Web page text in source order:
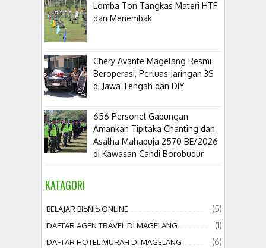
Lomba Ton Tangkas Materi HTF
dan Menembak
​Chery Avante Magelang Resmi
Beroperasi, Perluas Jaringan 3S
di Jawa Tengah dan DIY
656 Personel Gabungan
Amankan Tipitaka Chanting dan
Asalha Mahapuja 2570 BE/2026
di Kawasan Candi Borobudur
KATAGORI
BELAJAR BISNIS ONLINE (5)
DAFTAR AGEN TRAVEL DI MAGELANG (1)
DAFTAR HOTEL MURAH DI MAGELANG (6)